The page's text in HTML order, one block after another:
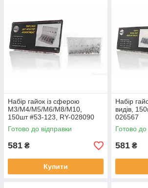
Набір гайок із сферою
М3/M4/M5/M6/M8/M10,
150шт #53-123, RY-028090
Готово до відправки
581 ₴
Купити
Набір
видів,
026567
Готово до
581 ₴